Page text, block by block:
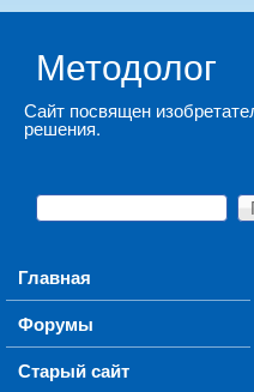
Методолог
Сайт посвящен
решения.
Форма поиска
Поиск
Main menu
Главная
Форумы
Старый сайт